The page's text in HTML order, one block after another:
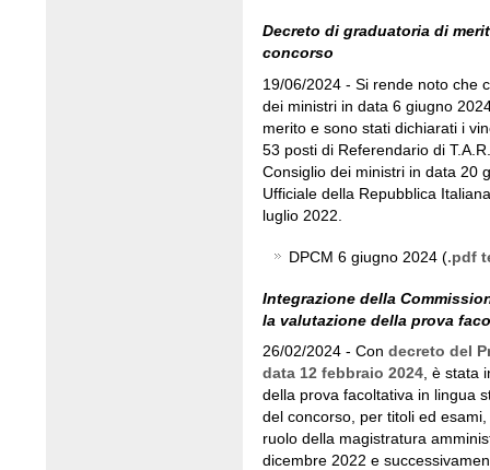
Decreto di graduatoria di
concorso
19/06/2024 - Si rende noto che
dei ministri in data 6 giugno
merito e sono stati dichiarati i
53 posti di Referendario di
Consiglio dei ministri in data 20
Ufficiale della Repubblica
luglio 2022.
DPCM 6 giugno 2024 (.pdf
Integrazione della
la valutazione della prova
26/02/2024 - Con decreto del
data 12 febbraio 2024 , è
della prova facoltativa in lingua
del concorso, per titoli ed
ruolo della magistratura
dicembre 2022 e